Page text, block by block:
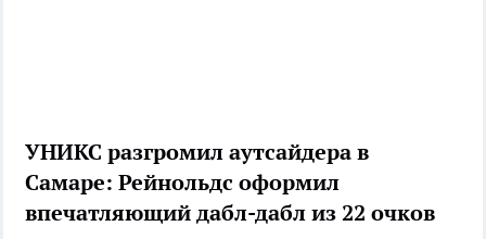
УНИКС разгромил аутсайдера в
Самаре: Рейнольдс оформил
впечатляющий дабл-дабл из 22 очков